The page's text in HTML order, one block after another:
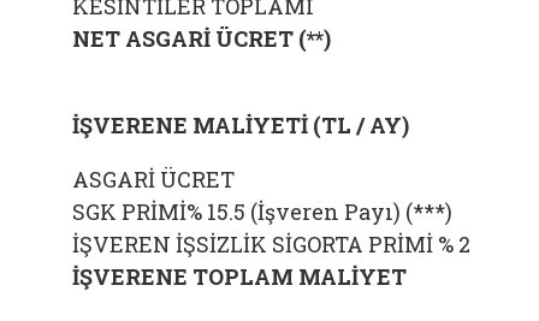
NET ASGARİ ÜCRET (**)
İŞVERENE MALİYETİ (TL / AY)
ASGARİ ÜCRET
SGK PRİMİ% 15.5 (İşveren Payı) (***)
İŞVEREN İŞSİZLİK SİGORTA PRİMİ % 2
İŞVERENE TOPLAM MALİYET